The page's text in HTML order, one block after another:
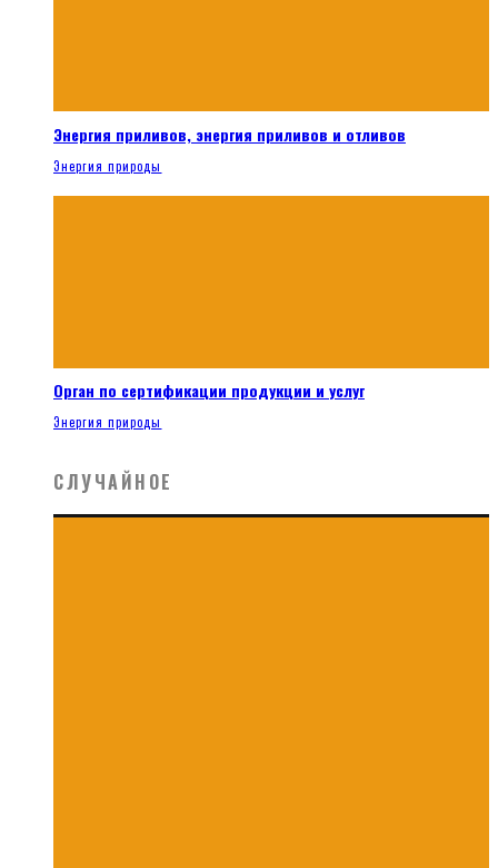
Энергия приливов, энергия приливов и отливов
Энергия природы
Орган по сертификации продукции и услуг
Энергия природы
СЛУЧАЙНОЕ